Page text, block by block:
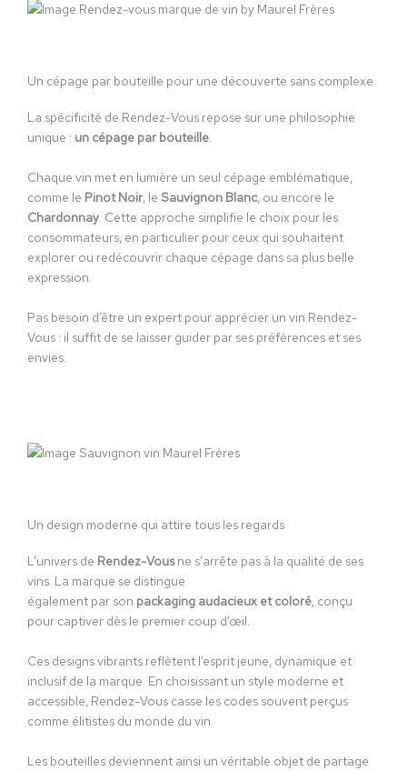
Un cépage par bouteille pour une découverte sans complexe
La spécificité de Rendez-Vous repose sur une philosophie
unique : un cépage par bouteille.
Chaque vin met en lumière un seul cépage emblématique,
comme le Pinot Noir, le Sauvignon Blanc, ou encore le
Chardonnay. Cette approche simplifie le choix pour les
consommateurs, en particulier pour ceux qui souhaitent
explorer ou redécouvrir chaque cépage dans sa plus belle
expression.
Pas besoin d’être un expert pour apprécier un vin Rendez-
Vous : il suffit de se laisser guider par ses préférences et ses
envies.
Un design moderne qui attire tous les regards
L’univers de Rendez-Vousne s’arrête pas à la qualité de ses
vins. La marque se distingue
également par son packaging audacieux et coloré, conçu
pour captiver dès le premier coup d’œil.
Ces designs vibrants reflètent l’esprit jeune, dynamique et
inclusif de la marque. En choisissant un style moderne et
accessible, Rendez-Vous casse les codes souvent perçus
comme élitistes du monde du vin.
Les bouteilles deviennent ainsi un véritable objet de partage